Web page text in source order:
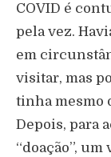
COVID é
pela vez.
em
visitar, mas
tinha mesmo
Depois, para
“doação”,